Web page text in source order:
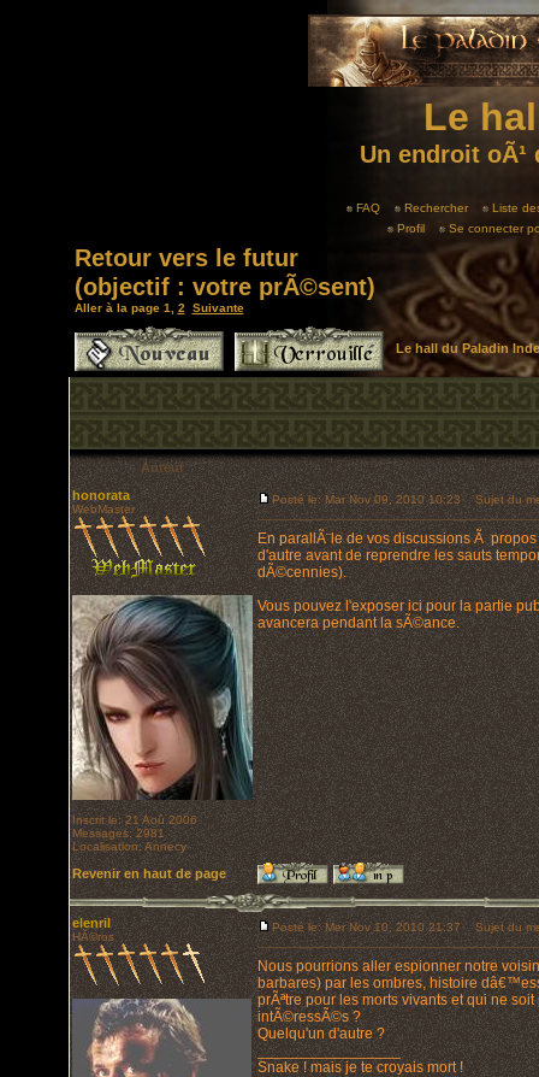
Le
Un endroit
FAQ Rechercher
Liste
Profil
Se connecter
Retour vers le futur
(objectif : votre prÃ©sent)
Aller à la page 1 2 Suivante
Le hall du Paladin
Auteur
honorata
WebMaster
Inscrit le: 21 Aoû 2006
Messages: 2981
Localisation: Annecy
Posté le: Mar Nov 09, 2010 10:23 Sujet du
En parallÃ¨le de vos discussions Ã
d'autre avant de reprendre les sauts
dÃ©cennies).
Vous pouvez l'exposer ici pour la partie
avancera pendant la sÃ©ance.
Revenir en haut de page
elenril
HÃ©ros
Posté le: Mer Nov 10, 2010 21:37 Sujet du
Nous pourrions aller espionner notre
barbares) par les ombres, histoire
prÃªtre pour les morts vivants et qui ne
intÃ©ressÃ©s ?
Quelqu'un d'autre ?
_________________
Snake ! mais je te croyais mort !